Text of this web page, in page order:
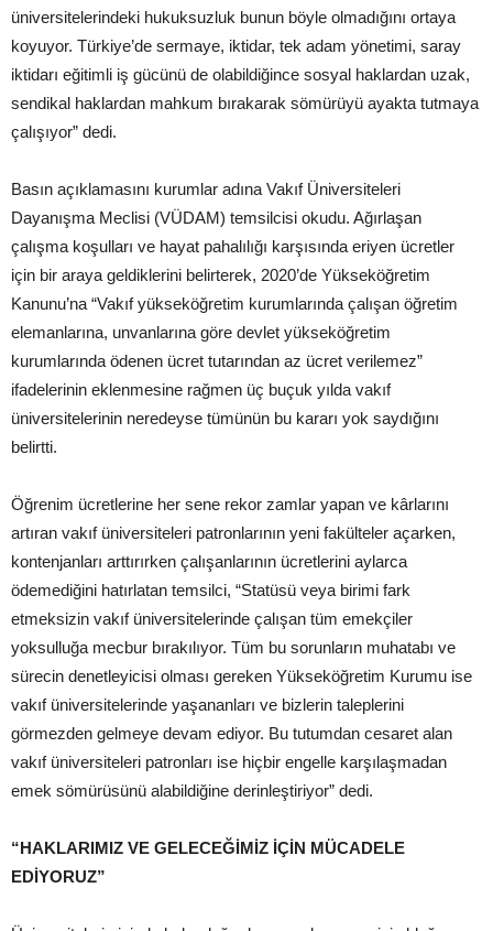
üniversitelerindeki hukuksuzluk bunun böyle olmadığını ortaya
koyuyor. Türkiye’de sermaye, iktidar, tek adam yönetimi, saray
iktidarı eğitimli iş gücünü de olabildiğince sosyal haklardan uzak,
sendikal haklardan mahkum bırakarak sömürüyü ayakta tutmaya
çalışıyor” dedi.
Basın açıklamasını kurumlar adına Vakıf Üniversiteleri
Dayanışma Meclisi (VÜDAM) temsilcisi okudu. Ağırlaşan
çalışma koşulları ve hayat pahalılığı karşısında eriyen ücretler
için bir araya geldiklerini belirterek, 2020’de Yükseköğretim
Kanunu’na “Vakıf yükseköğretim kurumlarında çalışan öğretim
elemanlarına, unvanlarına göre devlet yükseköğretim
kurumlarında ödenen ücret tutarından az ücret verilemez”
ifadelerinin eklenmesine rağmen üç buçuk yılda vakıf
üniversitelerinin neredeyse tümünün bu kararı yok saydığını
belirtti.
Öğrenim ücretlerine her sene rekor zamlar yapan ve kârlarını
artıran vakıf üniversiteleri patronlarının yeni fakülteler açarken,
kontenjanları arttırırken çalışanlarının ücretlerini aylarca
ödemediğini hatırlatan temsilci, “Statüsü veya birimi fark
etmeksizin vakıf üniversitelerinde çalışan tüm emekçiler
yoksulluğa mecbur bırakılıyor. Tüm bu sorunların muhatabı ve
sürecin denetleyicisi olması gereken Yükseköğretim Kurumu ise
vakıf üniversitelerinde yaşananları ve bizlerin taleplerini
görmezden gelmeye devam ediyor. Bu tutumdan cesaret alan
vakıf üniversiteleri patronları ise hiçbir engelle karşılaşmadan
emek sömürüsünü alabildiğine derinleştiriyor” dedi.
“HAKLARIMIZ VE GELECEĞİMİZ İÇİN MÜCADELE
EDİYORUZ”